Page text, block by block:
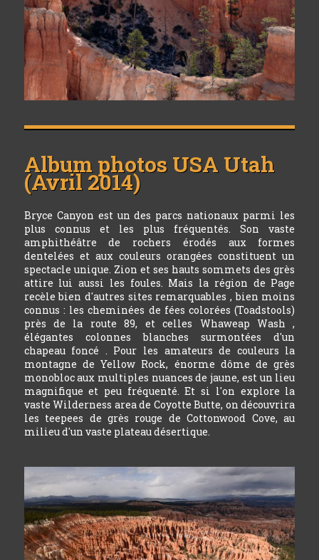
Album photos USA Utah
(Avril 2014)
Bryce Canyon est un des parcs nationaux parmi les
plus connus et les plus fréquentés. Son vaste
amphithéâtre de rochers érodés aux formes
dentelées et aux couleurs orangées constituent un
spectacle unique. Zion et ses hauts sommets des grès
attire lui aussi les foules. Mais la région de Page
recèle bien d'autres sites remarquables , bien moins
connus : les cheminées de fées colorées (Toadstools)
près de la route 89, et celles Whaweap Wash ,
élégantes colonnes blanches surmontées d'un
chapeau foncé . Pour les amateurs de couleurs la
montagne de Yellow Rock, énorme dôme de grès
monobloc aux multiples nuances de jaune, est un lieu
magnifique et peu fréquenté. Et si l'on explore la
vaste Wilderness area de Coyotte Butte, on découvrira
les teepees de grès rouge de Cottonwood Cove, au
milieu d'un vaste plateau désertique.